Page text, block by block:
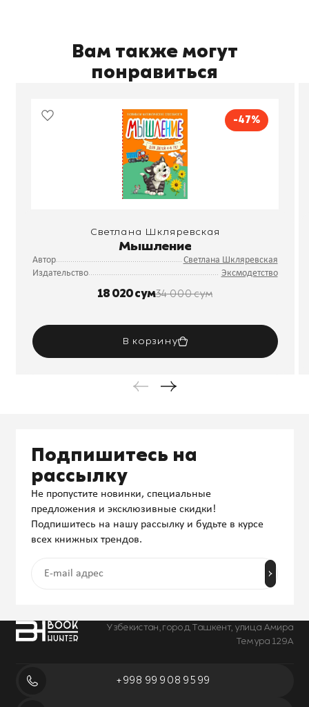
Вам также могут
понравиться
-47%
Светлана Шкляревская
Мышление
Автор
Светлана Шкляревская
Издательство
Эксмодетство
18 020 сум34 000 сум
В корзину
Узбекистан, город Ташкент, улица Амира
Темура 129А
+998 99 908 95 99
Подпишитесь на
рассылку
Не пропустите новинки, специальные
предложения и эксклюзивные скидки!
Подпишитесь на нашу рассылку и будьте в курсе
всех книжных трендов.